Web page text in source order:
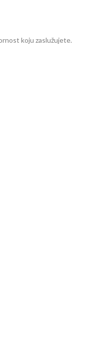
koju zaslužujete.